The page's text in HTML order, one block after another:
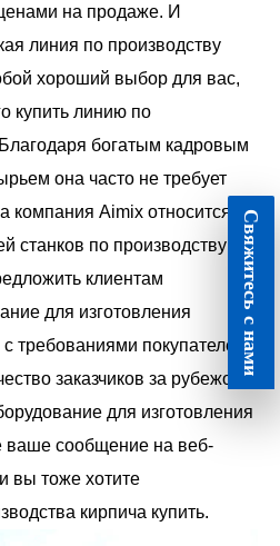
на продаже. И
линия по производству
хороший выбор для вас,
купить линию по
богатым кадровым
она часто не требует
компания Aimix относится к
станков по производству
клиентам
для изготовления
с требованиями покупателей.
заказчиков за рубежом
для изготовления
ваше сообщение на веб-
вы тоже хотите
кирпича купить.
Свяжитесь с нами